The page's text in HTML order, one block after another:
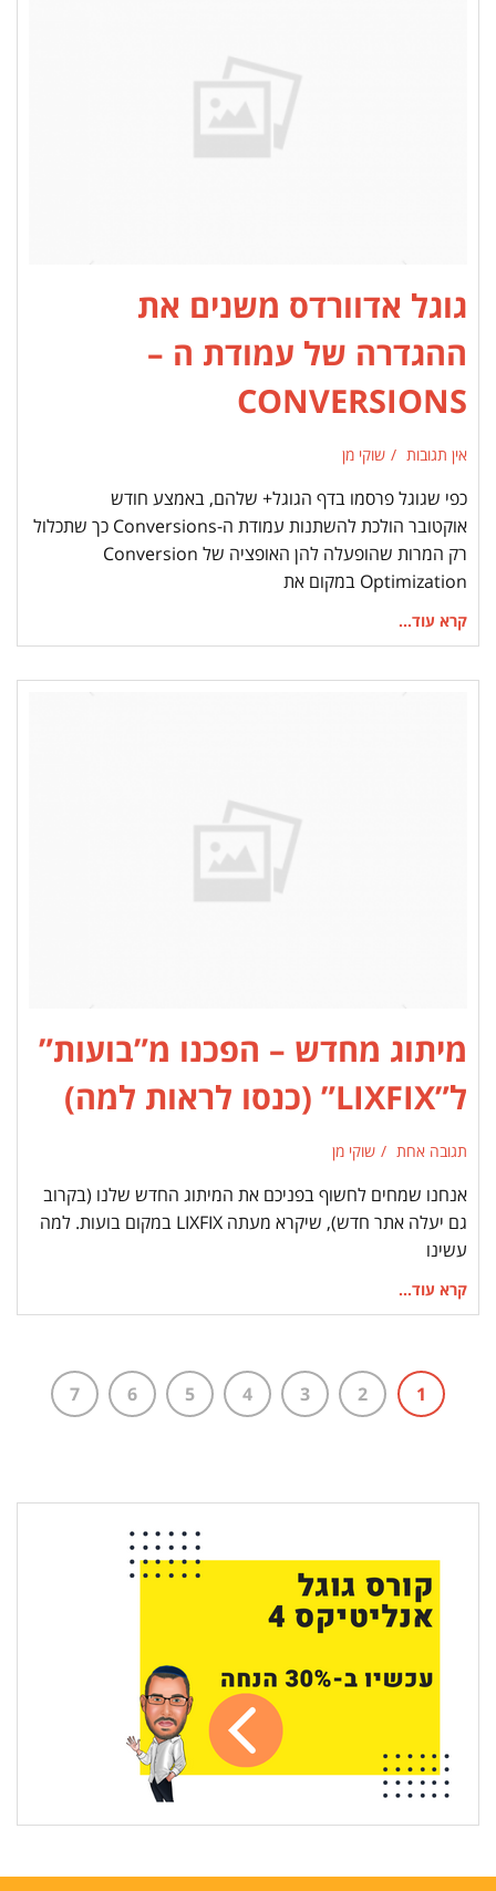
גוגל אדוורדס משנים את
ההגדרה של עמודת ה –
CONVERSIONS
אין תגובות שוקי מן
כפי שגוגל פרסמו בדף הגוגל+ שלהם, באמצע חודש
אוקטובר הולכת להשתנות עמודת ה-Conversions כך שתכלול
רק המרות שהופעלה להן האופציה של Conversion
Optimization במקום את
קרא עוד...
מיתוג מחדש – הפכנו מ”בועות”
ל”LIXFIX” (כנסו לראות למה)
תגובה אחת שוקי מן
אנחנו שמחים לחשוף בפניכם את המיתוג החדש שלנו (בקרוב
גם יעלה אתר חדש), שיקרא מעתה LIXFIX במקום בועות. למה
עשינו
קרא עוד...
1
2
3
4
5
6
7